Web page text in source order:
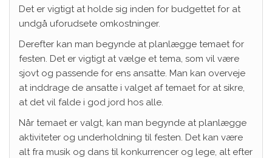
Det er vigtigt at holde sig inden for budgettet for at
undgå uforudsete omkostninger.
Derefter kan man begynde at planlægge temaet for
festen. Det er vigtigt at vælge et tema, som vil være
sjovt og passende for ens ansatte. Man kan overveje
at inddrage de ansatte i valget af temaet for at sikre,
at det vil falde i god jord hos alle.
Når temaet er valgt, kan man begynde at planlægge
aktiviteter og underholdning til festen. Det kan være
alt fra musik og dans til konkurrencer og lege, alt efter